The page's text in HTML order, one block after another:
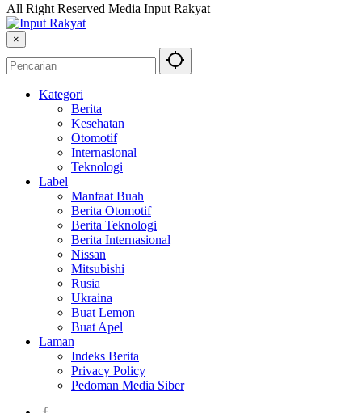
All Right Reserved Media Input Rakyat
×
Kategori
Berita
Kesehatan
Otomotif
Internasional
Teknologi
Label
Manfaat Buah
Berita Otomotif
Berita Teknologi
Berita Internasional
Nissan
Mitsubishi
Rusia
Ukraina
Buat Lemon
Buat Apel
Laman
Indeks Berita
Privacy Policy
Pedoman Media Siber